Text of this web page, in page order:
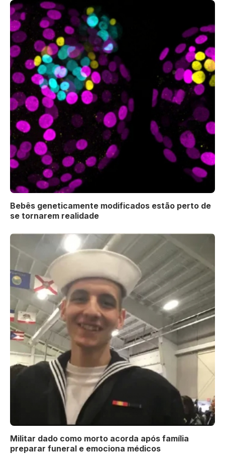
Bebês geneticamente modificados estão perto de
se tornarem realidade
Militar dado como morto acorda após família
preparar funeral e emociona médicos